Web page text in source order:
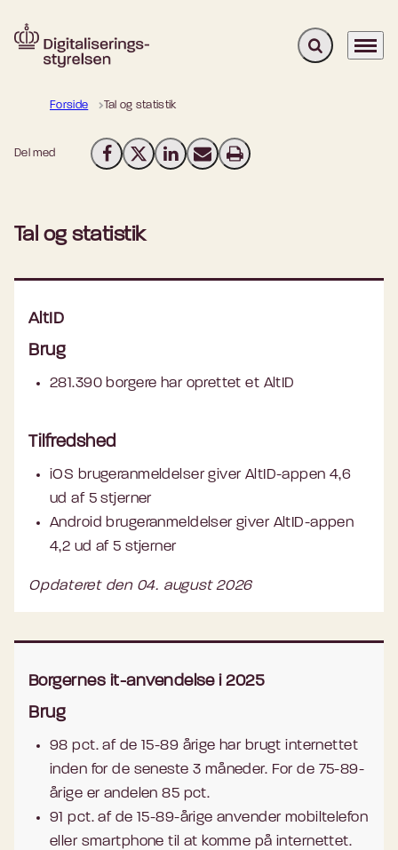
Gå til forsiden Fold søgefelt
Menu
Forside Tal og statistik
Del med Del på Facebook
Del på X (Twitter)
Del på LinkedIn
Send email
Print
Tal og statistik
AltID
Brug
281.390 borgere har oprettet et AltID
Tilfredshed
iOS brugeranmeldelser giver AltID-appen 4,6
ud af 5 stjerner
Android brugeranmeldelser giver AltID-appen
4,2 ud af 5 stjerner
Opdateret den 04. august 2026
Borgernes it-anvendelse i 2025
Brug
98 pct. af de 15-89 årige har brugt internettet
inden for de seneste 3 måneder. For de 75-89-
årige er andelen 85 pct.
91 pct. af de 15-89-årige anvender mobiltelefon
eller smartphone til at komme på internettet.